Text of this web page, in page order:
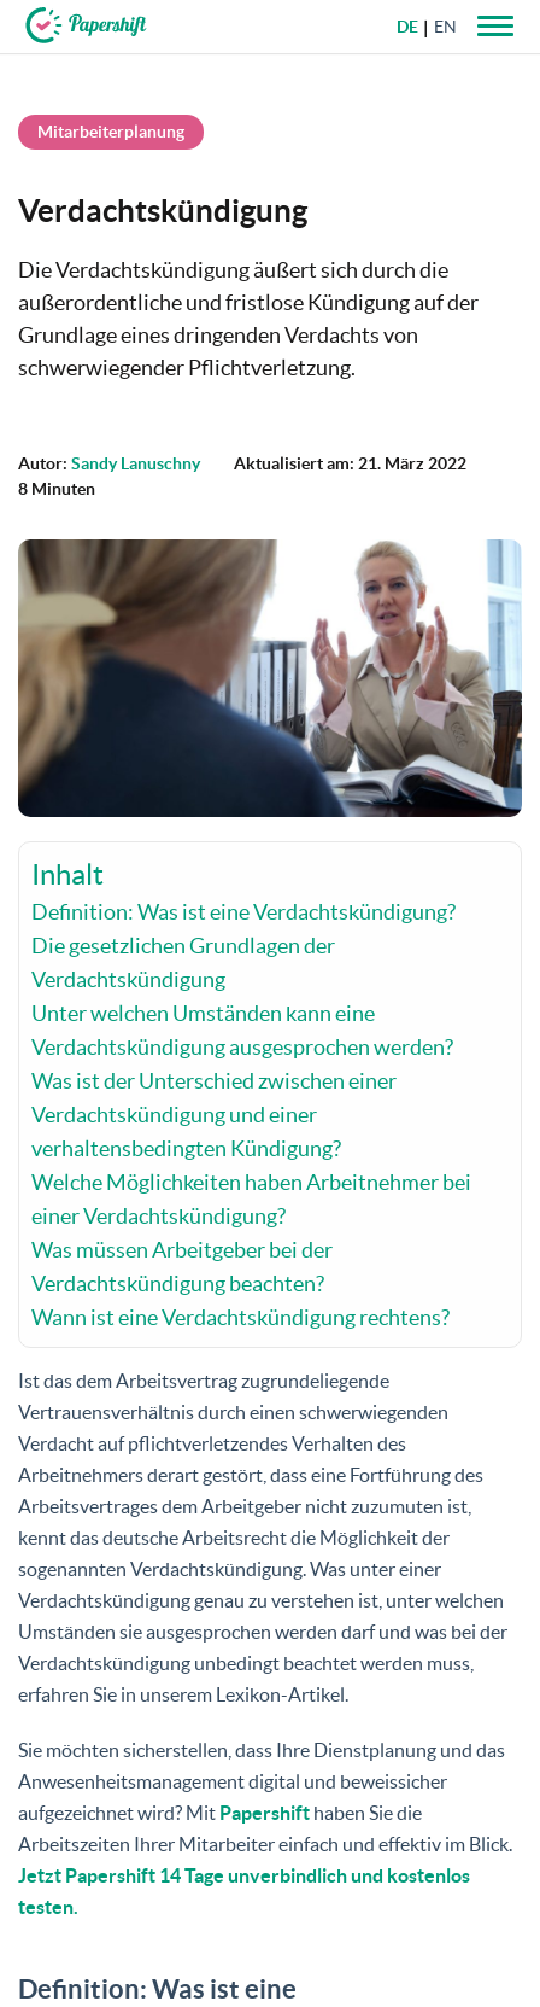
DE EN
Mitarbeiterplanung
Verdachtskündigung
Die Verdachtskündigung äußert sich durch die
außerordentliche und fristlose Kündigung auf der
Grundlage eines dringenden Verdachts von
schwerwiegender Pflichtverletzung.
Autor: Sandy Lanuschny
Aktualisiert am: 21. März 2022
8 Minuten
Inhalt
Definition: Was ist eine Verdachtskündigung?
Die gesetzlichen Grundlagen der
Verdachtskündigung
Unter welchen Umständen kann eine
Verdachtskündigung ausgesprochen werden?
Was ist der Unterschied zwischen einer
Verdachtskündigung und einer
verhaltensbedingten Kündigung?
Welche Möglichkeiten haben Arbeitnehmer bei
einer Verdachtskündigung?
Was müssen Arbeitgeber bei der
Verdachtskündigung beachten?
Wann ist eine Verdachtskündigung rechtens?
Ist das dem Arbeitsvertrag zugrundeliegende
Vertrauensverhältnis durch einen schwerwiegenden
Verdacht auf pflichtverletzendes Verhalten des
Arbeitnehmers derart gestört, dass eine Fortführung des
Arbeitsvertrages dem Arbeitgeber nicht zuzumuten ist,
kennt das deutsche Arbeitsrecht die Möglichkeit der
sogenannten Verdachtskündigung. Was unter einer
Verdachtskündigung genau zu verstehen ist, unter welchen
Umständen sie ausgesprochen werden darf und was bei der
Verdachtskündigung unbedingt beachtet werden muss,
erfahren Sie in unserem Lexikon-Artikel.
Sie möchten sicherstellen, dass Ihre Dienstplanung und das
Anwesenheitsmanagement digital und beweissicher
aufgezeichnet wird? Mit Papershift haben Sie die
Arbeitszeiten Ihrer Mitarbeiter einfach und effektiv im Blick.
Jetzt Papershift 14 Tage unverbindlich und kostenlos
testen.
Definition: Was ist eine